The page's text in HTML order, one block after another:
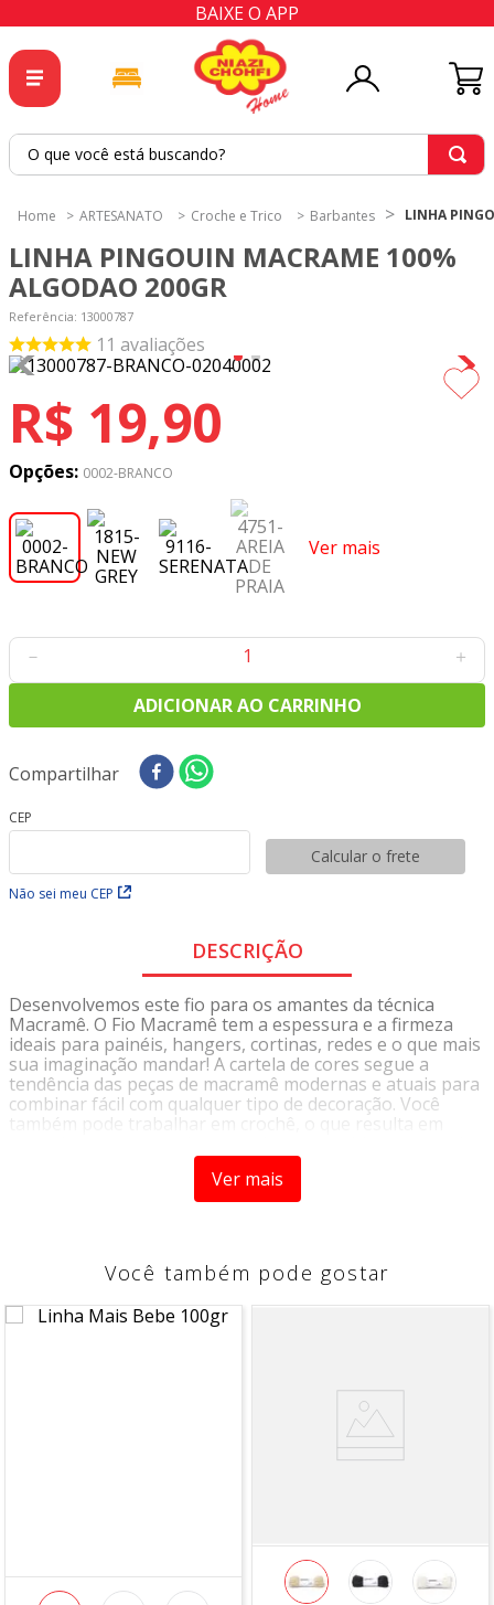
BAIXE O APP
O que você está buscando?
ARTESANATO Croche e Trico Barbantes LINHA
LINHA PINGOUIN MACRAME 100%
ALGODAO 200GR
Referência: 13000787
11 avaliações
R$ 19,90
Opções: 0002-BRANCO
Ver mais
＋
－
ADICIONAR AO CARRINHO
Compartilhar
CEP
Não sei meu CEP
Calcular o frete
DESCRIÇÃO
Desenvolvemos este fio para os amantes da técnica
Macramê. O Fio Macramê tem a espessura e a firmeza
ideais para painéis, hangers, cortinas, redes e o que mais
sua imaginação mandar! A cartela de cores segue a
tendência das peças de macramê modernas e atuais para
combinar fácil com qualquer tipo de decoração. Você
também pode trabalhar em crochê, o que resulta em
Macramê
Comprimento do fio : 75m
Peso do novelo:200g
Ver mais
Você também pode gostar
2
tapete
cortina
4º
tecido percal
6º
percal
7º
tecido tricoline
9º
tecido oxford
10º tapete sisal